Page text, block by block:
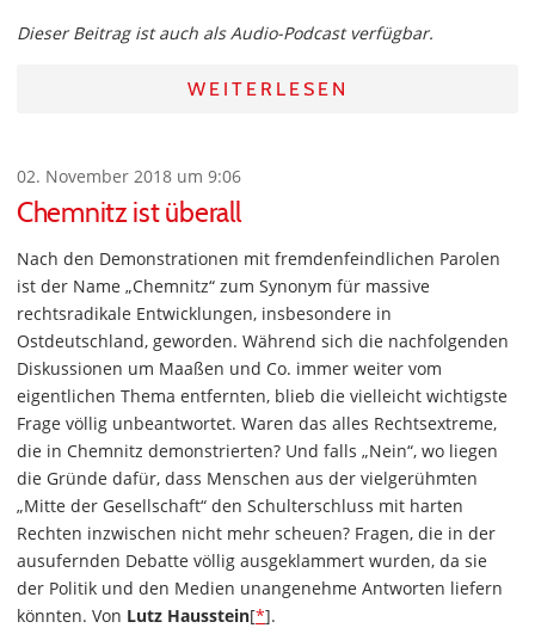
Dieser Beitrag ist auch als Audio-Podcast verfügbar.
WEITERLESEN
02. November 2018 um 9:06
Chemnitz ist überall
Nach den Demonstrationen mit fremdenfeindlichen Parolen
ist der Name „Chemnitz“ zum Synonym für massive
rechtsradikale Entwicklungen, insbesondere in
Ostdeutschland, geworden. Während sich die nachfolgenden
Diskussionen um Maaßen und Co. immer weiter vom
eigentlichen Thema entfernten, blieb die vielleicht wichtigste
Frage völlig unbeantwortet. Waren das alles Rechtsextreme,
die in Chemnitz demonstrierten? Und falls „Nein“, wo liegen
die Gründe dafür, dass Menschen aus der vielgerühmten
„Mitte der Gesellschaft“ den Schulterschluss mit harten
Rechten inzwischen nicht mehr scheuen? Fragen, die in der
ausufernden Debatte völlig ausgeklammert wurden, da sie
der Politik und den Medien unangenehme Antworten liefern
könnten. Von Lutz Hausstein[*].